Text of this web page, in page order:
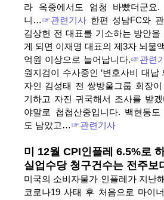
라 옥중에서도 엄청 바빴더군요.
니…☞관련기사 한편 성남FC와
김상헌 전 대표를 기소하는 방안을
게 되면 이재명 대표의 제3자 뇌물
억원 이상으로 늘어납니다.☞관련
원지검이 수사중인 ‘변호사비 대납
자인 김성태 전 쌍방울그룹 회장
기하고 자진 귀국해서 조사를 받
야말로 첩첩산중입니다. 백현동
도 남았고…☞관련기사
미 12월 CPI인플레 6.5%로
실업수당 청구건수는 전주보
미국의 소비자물가 인플레가 지난
코로나19 사태 후 처음으로 마이